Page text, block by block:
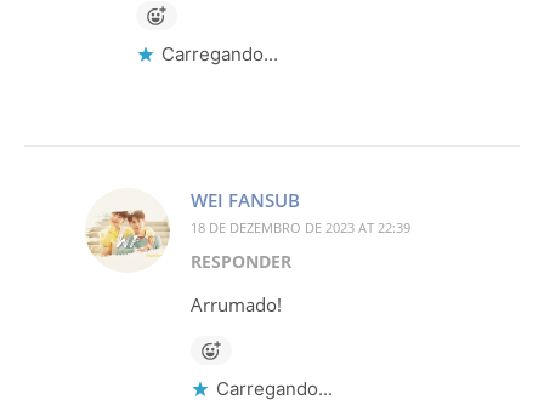
Carregando...
WEI FANSUB
18 DE DEZEMBRO DE 2023 AT 22:39
RESPONDER
Arrumado!
Carregando...